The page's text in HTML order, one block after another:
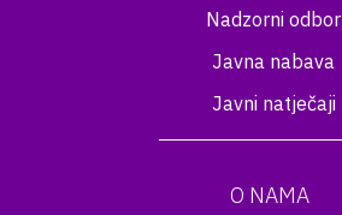
Nadzorni odbor
Javna nabava
Javni natječaji
O NAMA